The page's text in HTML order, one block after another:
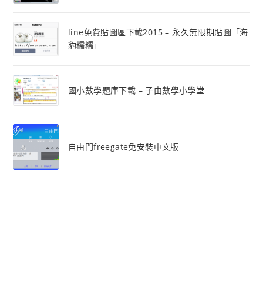
line免費貼圖區下載2015 – 永久無限期貼圖「海
豹糯糯」
國小數學題庫下載 – 子由數學小學堂
自由門freegate免安裝中文版